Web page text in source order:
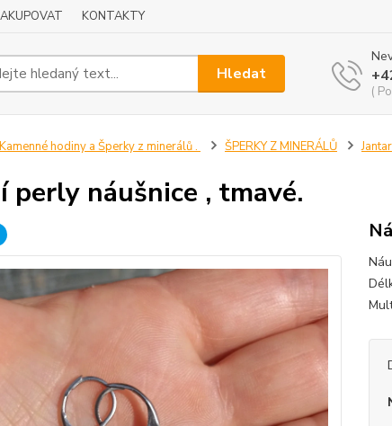
KONTAKTY
Hledat
(
Kamenné hodiny a Šperky z minerálů . ŠPERKY Z MINERÁLŮ
perly náušnice , tmavé.